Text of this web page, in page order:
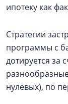
ипотеку как
Стратегии
программы с
дотируется за
нулевых), по